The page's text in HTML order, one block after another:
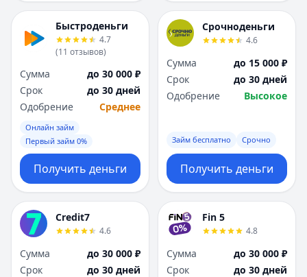
Быстроденьги
4.7
(11 отзывов)
Сумма
до 30 000 ₽
Срок
до 30 дней
Одобрение
Среднее
Онлайн займ
Первый займ 0%
Получить деньги
Срочноденьги
4.6
Сумма
до 15 000 ₽
Срок
до 30 дней
Одобрение
Высокое
Займ бесплатно Срочно
Получить деньги
Credit7
4.6
Сумма
до 30 000 ₽
Срок
до 30 дней
Fin 5
4.8
Сумма
до 30 000 ₽
Срок
до 30 дней